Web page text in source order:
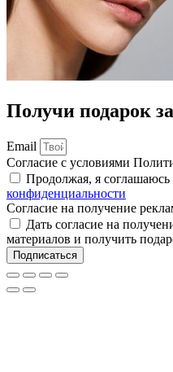
Получи подарок
Email
Согласие с условиями
Продолжая, я соглашаюсь
конфиденциальности
Согласие на получение
Дать согласие на
материалов и получить
Подписаться